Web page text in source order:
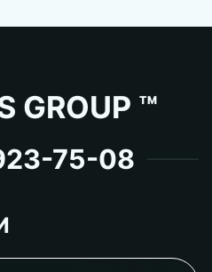
GROUP ™
75-08